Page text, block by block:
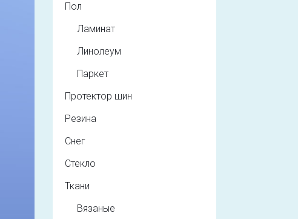
Пол
Ламинат
Линолеум
Паркет
Протектор шин
Резина
Снег
Стекло
Ткани
Вязаные